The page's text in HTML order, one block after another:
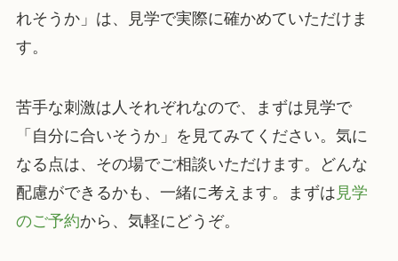
れそうか」は、見学で実際に確かめていただけま
す。
苦手な刺激は人それぞれなので、まずは見学で
「自分に合いそうか」を見てみてください。気に
なる点は、その場でご相談いただけます。どんな
配慮ができるかも、一緒に考えます。まずは 見学
のご予約から、気軽にどうぞ。